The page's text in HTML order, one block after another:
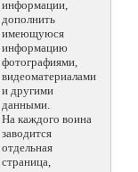
информации,
дополнить
имеющуюся
информацию
фотографиями,
видеоматериалами
и другими
данными.
На каждого воина
заводится
отдельная
страница,